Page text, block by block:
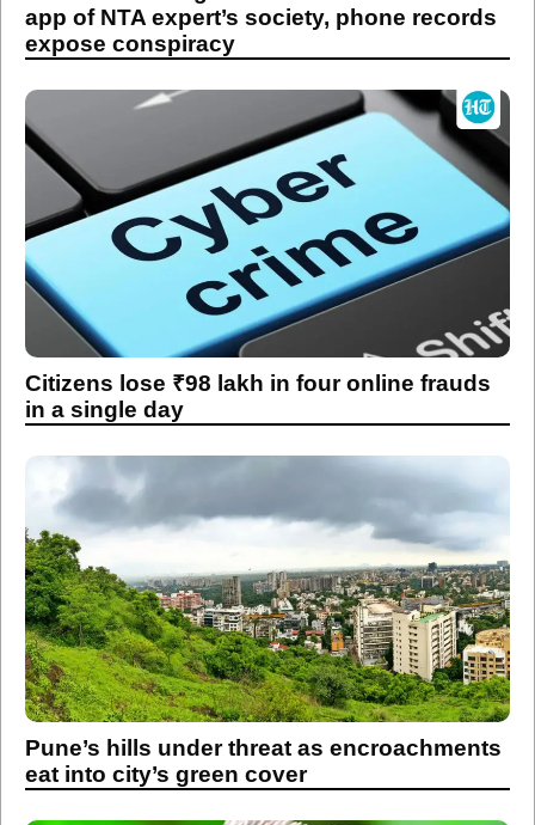
app of NTA expert’s society, phone records
expose conspiracy
Citizens lose ₹98 lakh in four online frauds
in a single day
Pune’s hills under threat as encroachments
eat into city’s green cover